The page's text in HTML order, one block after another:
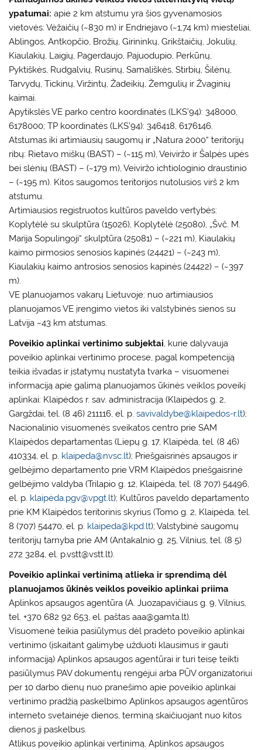
ypatumai:apie 2 km atstumu yra šios gyvenamosios
vietovės: Vėžaičių (~830 m) ir Endriejavo (~1,74 km) miesteliai,
Ablingos, Antkopčio, Brožių, Girininkų, Grikštaičių, Jokulių,
Kiaulakių, Laigių, Pagerdaujo, Pajuodupio, Perkūnų,
Pyktiškės, Rudgalvių, Rusinų, Samališkės, Stirbių, Šilėnų,
Tarvydų, Tickinų, Viržintų, Žadeikių, Žemgulių ir Žvaginių
kaimai.
Apytikslės VE parko centro koordinatės (LKS’94): 348000,
6178000; TP koordinatės (LKS’94): 346418, 6176146.
Atstumas iki artimiausių saugomų ir „Natura 2000“ teritorijų
ribų: Rietavo miškų (BAST) – (~115 m), Veiviržo ir Šalpės upės
bei slėnių (BAST) – (~179 m), Veiviržo ichtiologinio draustinio
– (~195 m). Kitos saugomos teritorijos nutolusios virš 2 km
atstumu.
Artimiausios registruotos kultūros paveldo vertybės:
Koplytėlė su skulptūra (15026), Koplytėlė (25080), „Švč. M.
Marija Sopulingoji“ skulptūra (25081) – (~221 m), Kiaulakių
kaimo pirmosios senosios kapinės (24421) – (~243 m),
Kiaulakių kaimo antrosios senosios kapinės (24422) – (~397
m).
VE planuojamos vakarų Lietuvoje: nuo artimiausios
planuojamos VE įrengimo vietos iki valstybinės sienos su
Latvija ~43 km atstumas.
Poveikio aplinkai vertinimo subjektai, kurie dalyvauja
poveikio aplinkai vertinimo procese, pagal kompetenciją
teikia išvadas ir įstatymų nustatyta tvarka – visuomenei
informaciją apie galimą planuojamos ūkinės veiklos poveikį
aplinkai: Klaipėdos r. sav. administracija (Klaipėdos g. 2,
Gargždai, tel. (8 46) 211116, el. p.savivaldybe@klaipedos-r.lt);
Nacionalinio visuomenės sveikatos centro prie SAM
Klaipėdos departamentas (Liepų g. 17, Klaipėda, tel. (8 46)
410334, el. p. klaipeda@nvsc.lt); Priešgaisrinės apsaugos ir
gelbėjimo departamento prie VRM Klaipėdos priešgaisrinė
gelbėjimo valdyba (Trilapio g. 12, Klaipėda, tel. (8 707) 54496,
el. p. klaipėda.pgv@vpgt.lt); Kultūros paveldo departamento
prie KM Klaipėdos teritorinis skyrius (Tomo g. 2, Klaipėda, tel.
8 (707) 54470, el. p. klaipeda@kpd.lt); Valstybinė saugomų
teritorijų tarnyba prie AM (Antakalnio g. 25, Vilnius, tel. (8 5)
272 3284, el. p.vstt@vstt.lt).
Poveikio aplinkai vertinimą atlieka ir sprendimą dėl
planuojamos ūkinės veiklos poveikio aplinkai priima
Aplinkos apsaugos agentūra (A. Juozapavičiaus g. 9, Vilnius,
tel. +370 682 92 653, el. paštas aaa@gamta.lt).
Visuomenė teikia pasiūlymus dėl pradėto poveikio aplinkai
vertinimo (įskaitant galimybę užduoti klausimus ir gauti
informaciją) Aplinkos apsaugos agentūrai ir turi teisę teikti
pasiūlymus PAV dokumentų rengėjui arba PŪV organizatoriui
per 10 darbo dienų nuo pranešimo apie poveikio aplinkai
vertinimo pradžią paskelbimo Aplinkos apsaugos agentūros
interneto svetainėje dienos, terminą skaičiuojant nuo kitos
dienos jį paskelbus.
Atlikus poveikio aplinkai vertinimą, Aplinkos apsaugos